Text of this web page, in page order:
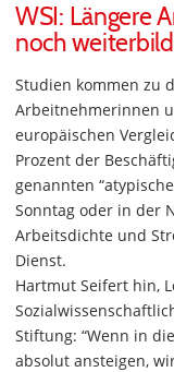
WSI: Längere
noch
Studien kommen zu
Arbeitnehmerinnen
europäischen
Prozent der
genannten
Sonntag oder in der
Arbeitsdichte und
Dienst.
Hartmut Seifert hin,
Stiftung: “Wenn in
absolut ansteigen,